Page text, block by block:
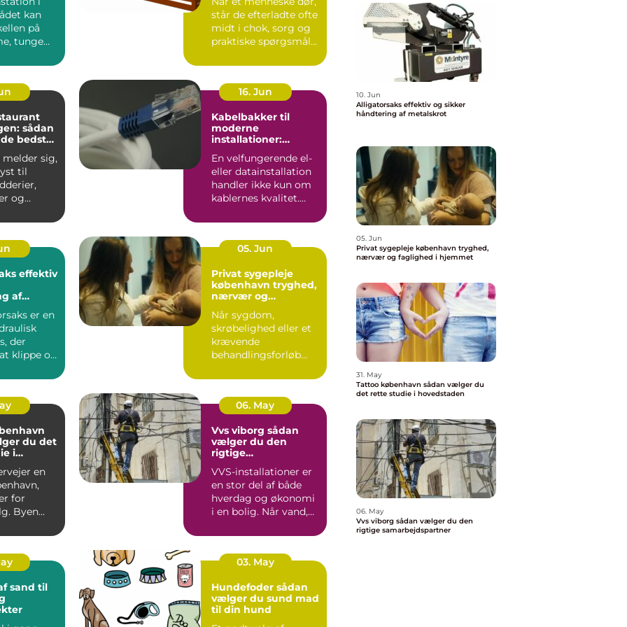
kan
på
tunge
står de efterladte ofte
midt i chok, sorg og
praktiske spørgsmål
sådan
bedste
i
melder sig,
til
og
16. Jun
Kabelbakker til
moderne
installationer:
anvendelse
En velfungerende el-
eller datainstallation
handler ikke kun om
kablernes kvalitet.
af
er en
der
klippe og
05. Jun
Privat sygepleje
københavn tryghed,
nærvær og
Når sygdom,
skrøbelighed eller et
krævende
behandlingsforløb
hverdagen, kan
oversku...
du det
i
en
for
Byen
06. May
Vvs viborg sådan
vælger du den
rigtige
VVS-installationer er
en stor del af både
hverdag og økonomi
i en bolig. Når vand,
sand til
03. May
Hundefoder sådan
vælger du sund mad
til din hund
10. Jun
Alligatorsaks effektiv og sikker
håndtering af metalskrot
05. Jun
Privat sygepleje københavn tryghed,
nærvær og faglighed i hjemmet
31. May
Tattoo københavn sådan vælger du
det rette studie i hovedstaden
06. May
Vvs viborg sådan vælger du den
rigtige samarbejdspartner